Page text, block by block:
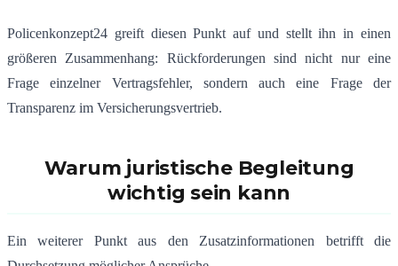
Policenkonzept24 greift diesen Punkt auf und stellt ihn in einen
größeren Zusammenhang: Rückforderungen sind nicht nur eine
Frage einzelner Vertragsfehler, sondern auch eine Frage der
Transparenz im Versicherungsvertrieb.
Warum juristische Begleitung
wichtig sein kann
Ein weiterer Punkt aus den Zusatzinformationen betrifft die